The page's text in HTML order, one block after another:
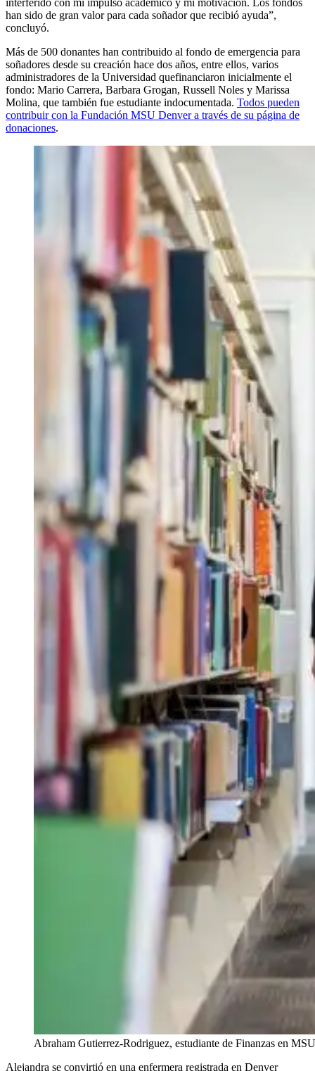
han sido de gran valor para cada soñador que recibió ayuda”,
concluyó.
Más de 500 donantes han contribuido al fondo de emergencia para
soñadores desde su creación hace dos años, entre ellos, varios
administradores de la Universidad quefinanciaron inicialmente el
fondo: Mario Carrera, Barbara Grogan, Russell Noles y Marissa
Molina, que también fue estudiante indocumentada. Todos pueden
contribuir con la Fundación MSU Denver a través de su página de
donaciones.
Abraham Gutierrez-Rodriguez, estudiante de Finanzas en
Alejandra se convirtió en una enfermera registrada en Denver